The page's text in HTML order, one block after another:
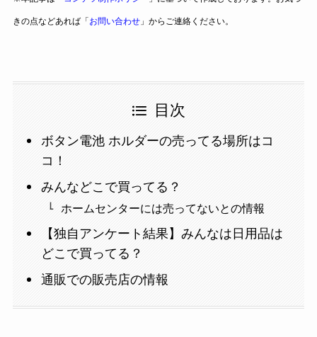
きの点などあれば「お問い合わせ」からご連絡ください。
目次
ボタン電池 ホルダーの売ってる場所はコ
コ！
みんなどこで買ってる？
ホームセンターには売ってないとの情報
【独自アンケート結果】みんなは日用品は
どこで買ってる？
通販での販売店の情報